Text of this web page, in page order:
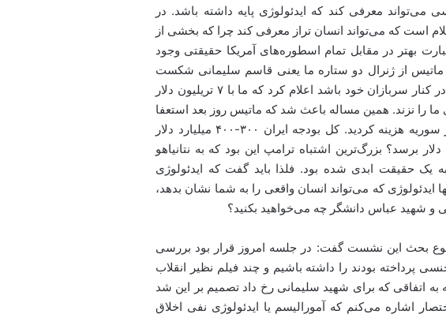
معرفی کند که ایدئولوژی پایه داشته باشد. در
است که می‌تواند انسان تراز معرفی کند چرا که بخشی از
بهتر در مقابل تمام اسطوره‌های آمریکا حقیقتی وجود
ماتیس از ژنرال دو ستاره ما یعنی قاسم سلیمانی شکست
خورد. ترامپ زمانی که برای کریسمس سال قبل وارد عراق شد تا در کنار سربازان خود باشد اعلام کرد که ما با ۷ تریلیون دلار
را نزند. همین مساله باعث شد که ماتیس روز بعد استعفا
بدهد. این مساله پاسخی به کسانی است که می‌گفتند کلی پول در سوریه هزینه کردید. کل بودجه ایران ۳۰۰-۴۰۰ میلیارد دلار
این هزینه را روی هم بگذارید که به ۷ تریلیون دلار برسد؟ بزرگ‌ترین اشتباه ترامپ این بود که به نتانیاهو
یک حقیقت ابدی شده بود. فلذا باید گفت که ایدئولوژی
که می‌تواند انسان واقعی را به شما نشان بدهد،
شهید عباس دانشگر چه می‌خواهید بکنید؟‌
بحث این نشست گفت: در جلسه امروز قرار بود بررسی
پرداخته بودند را داشته باشیم و چند فیلم نظیر انقلاب
به اتفاقی که برای شهید سلیمانی رخ داد تصمیم بر این شد
اشاره می‌کنم که آمورالیسم یا ایدئولوژی نفی اخلاق